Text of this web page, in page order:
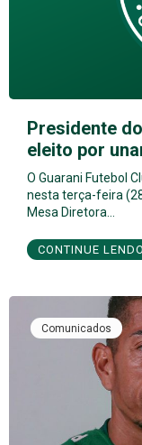
Presidente
eleito por
O Guarani Futebol
nesta terça-feira
Mesa Diretora…
CONTINUE
Comunicados